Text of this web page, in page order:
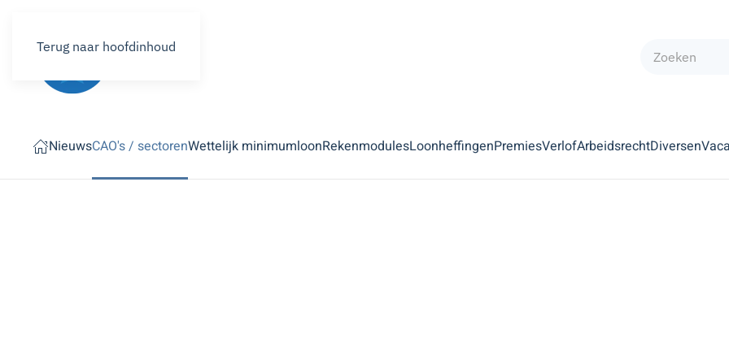
Terug naar hoofdinhoud
NieuwsCAO's / sectorenWettelijk minimumloonRekenmodulesLoonheffingenPremiesVerlofArbeidsrechtDiversen